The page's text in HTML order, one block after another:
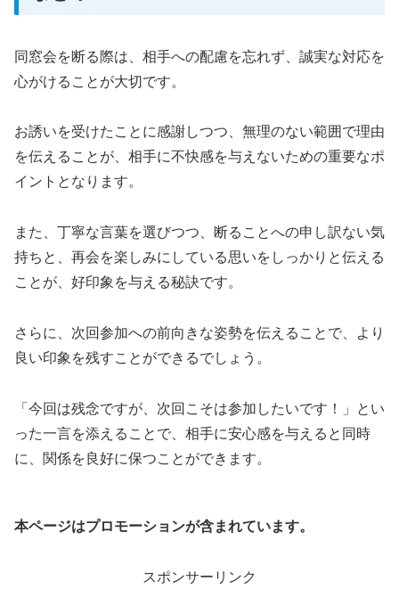
同窓会を断る際は、相手への配慮を忘れず、誠実な対応を
心がけることが大切です。
お誘いを受けたことに感謝しつつ、無理のない範囲で理由
を伝えることが、相手に不快感を与えないための重要なポ
イントとなります。
また、丁寧な言葉を選びつつ、断ることへの申し訳ない気
持ちと、再会を楽しみにしている思いをしっかりと伝える
ことが、好印象を与える秘訣です。
さらに、次回参加への前向きな姿勢を伝えることで、より
良い印象を残すことができるでしょう。
「今回は残念ですが、次回こそは参加したいです！」とい
った一言を添えることで、相手に安心感を与えると同時
に、関係を良好に保つことができます。
本ページはプロモーションが含まれています。
スポンサーリンク